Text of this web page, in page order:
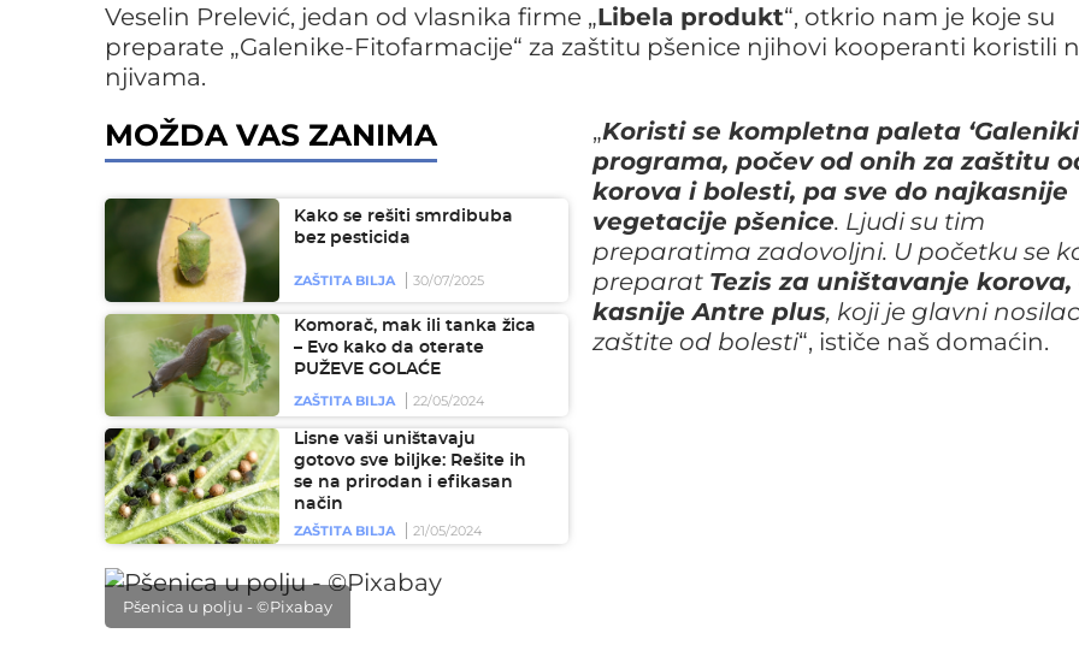
Veselin Prelević, jedan od vlasnika firme „Libela produkt“, otkrio nam je koje su
preparate „Galenike-Fitofarmacije“ za zaštitu pšenice njihovi kooperanti koristili
njivama.
MOŽDA VAS ZANIMA
Kako se rešiti smrdibuba
bez pesticida
ZAŠTITA BILJA 30/07/2025
Komorač, mak ili tanka žica
– Evo kako da oterate
PUŽEVE GOLAĆE
ZAŠTITA BILJA
22/05/2024
Lisne vaši uništavaju
gotovo sve biljke: Rešite ih
se na prirodan i efikasan
način
ZAŠTITA BILJA
21/05/2024
„Koristi se kompletna paleta
programa, počev od onih za zaštitu
korova i bolesti, pa sve do najkasnije
vegetacije pšenice. Ljudi su tim
preparatima zadovoljni. U početku se
preparat Tezis za uništavanje korova,
kasnije Antre plus, koji je glavni nosilac
zaštite od bolesti“, ističe naš domaćin.
Pšenica u polju - ©Pixabay